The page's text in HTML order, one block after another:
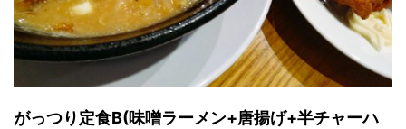
がっつり定食B(味噌ラーメン+唐揚げ+半チャーハ